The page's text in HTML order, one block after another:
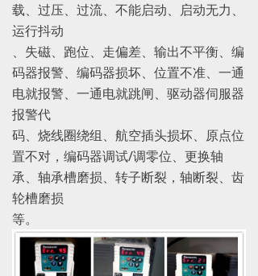
载、过压、过流、不能启动、启动无力、
运行抖动
、失磁、跑位、走偏差、输出不平衡、编
码器报警、编码器损坏、位置不准、一通
电就报警、一通电就跳闸、驱动器伺服器
报警代
码、烧线圈绕组、航空插头损坏、原点位
置不对，编码器调试/调零位、更换轴
承、轴承槽磨损、转子断裂，轴断裂、齿
轮槽磨损
等。